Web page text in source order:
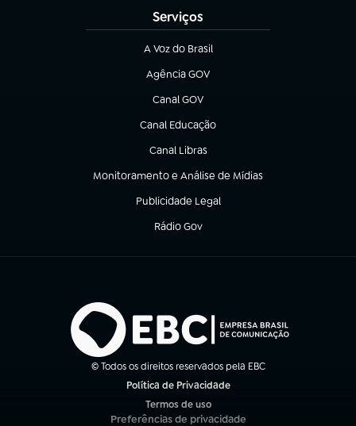
Serviços
A Voz do Brasil
(abre em nova aba)
Agência GOV
(abre em nova aba)
Canal GOV
(abre em nova aba)
Canal Educação
(abre em nova aba)
Canal Libras
(abre em nova aba)
Monitoramento e Análise de Mídias
(abre em nova aba)
Publicidade Legal
(abre em nova aba)
Rádio Gov
(abre em nova aba)
© Todos os direitos reservados pela EBC
Política de Privacidade
Termos de uso
(abre em nova aba)
Preferências de privacidade